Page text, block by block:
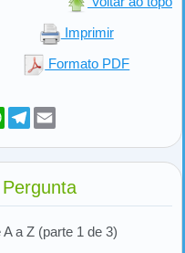
Imprimir
Formato PDF
WhatsApp
Telegram
a Z (parte 1 de 3)